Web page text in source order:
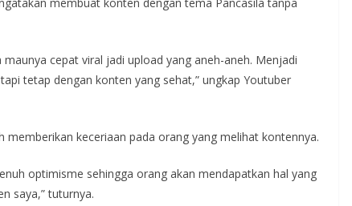
cepat viral jadi upload yang aneh-aneh. Menjadi
tetap dengan konten yang sehat,” ungkap Youtuber
keceriaan pada orang yang melihat kontennya.
optimisme sehingga orang akan mendapatkan hal yang
saya,” tuturnya.